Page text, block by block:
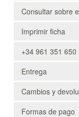
Consultar sobre
Imprimir ficha
+34 961 351 650
Entrega
Cambios y
Formas de pago